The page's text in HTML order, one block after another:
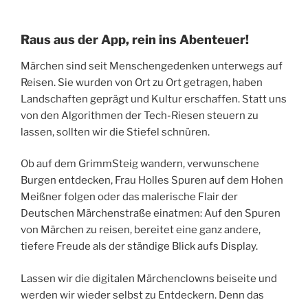
Raus aus der App, rein ins Abenteuer!
Märchen sind seit Menschengedenken unterwegs auf
Reisen. Sie wurden von Ort zu Ort getragen, haben
Landschaften geprägt und Kultur erschaffen. Statt uns
von den Algorithmen der Tech-Riesen steuern zu
lassen, sollten wir die Stiefel schnüren.
Ob auf dem GrimmSteig wandern, verwunschene
Burgen entdecken, Frau Holles Spuren auf dem Hohen
Meißner folgen oder das malerische Flair der
Deutschen Märchenstraße einatmen: Auf den Spuren
von Märchen zu reisen, bereitet eine ganz andere,
tiefere Freude als der ständige Blick aufs Display.
Lassen wir die digitalen Märchenclowns beiseite und
werden wir wieder selbst zu Entdeckern. Denn das